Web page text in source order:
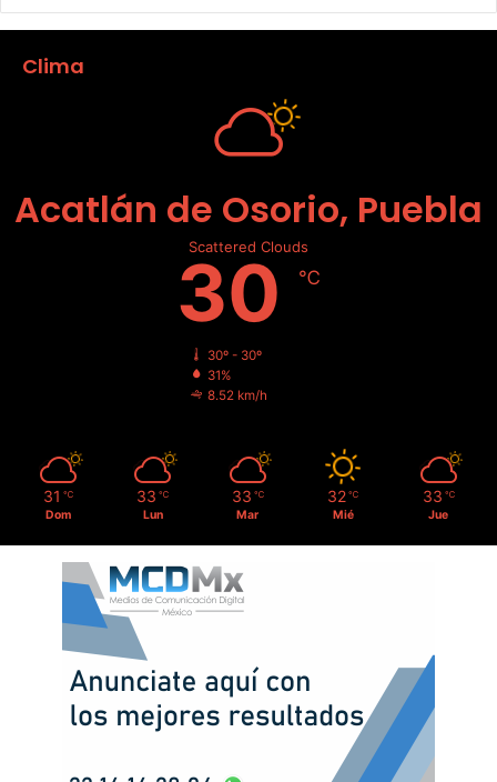
Clima
Acatlán de Osorio, Puebla
Scattered Clouds
30 ℃
30º - 30º
31%
8.52 km/h
31 ℃
Dom
33 ℃
Lun
33 ℃
Mar
32 ℃
Mié
33 ℃
Jue